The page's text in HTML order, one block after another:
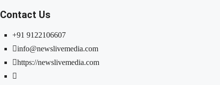
Contact Us
+91 9122106607
info@newslivemedia.com
https://newslivemedia.com